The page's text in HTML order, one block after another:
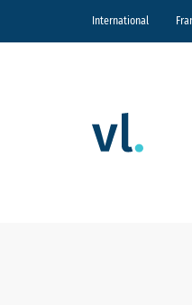
International